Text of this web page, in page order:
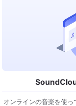
オンラインの音楽を使